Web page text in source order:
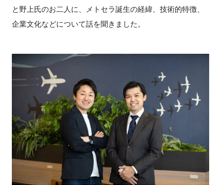
特別会員
イベントお知らせメール登録
と野上氏のお二人に、メトセラ誕生の経緯、技術的特徴、
企業文化などについて話を聞きました。